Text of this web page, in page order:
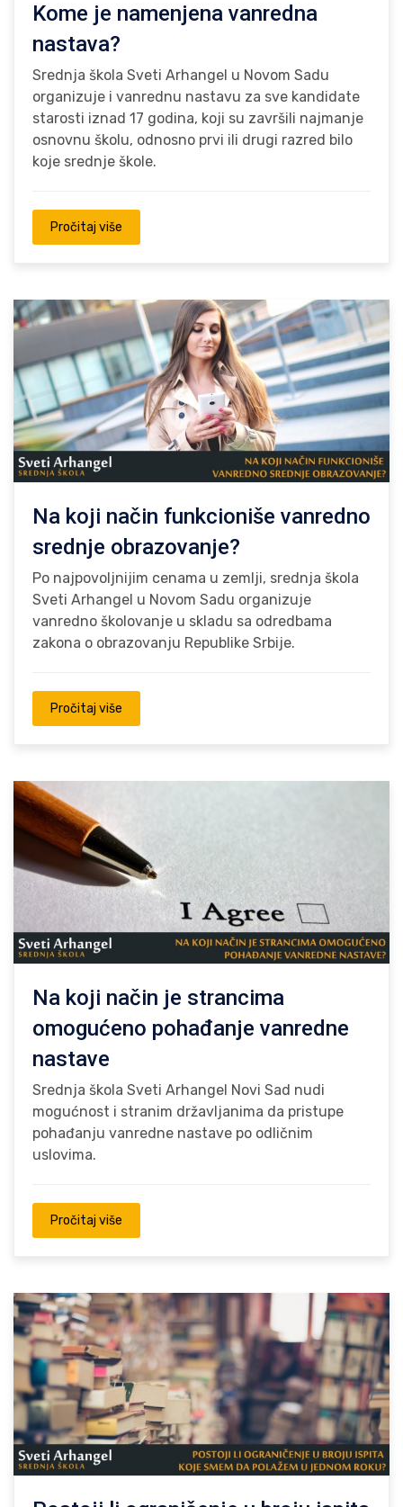
Kome je namenjena vanredna
nastava?
Srednja škola Sveti Arhangel u Novom Sadu
organizuje i vanrednu nastavu za sve kandidate
starosti iznad 17 godina, koji su završili najmanje
osnovnu školu, odnosno prvi ili drugi razred bilo
koje srednje škole.
Pročitaj više
Na koji način funkcioniše vanredno
srednje obrazovanje?
Po najpovoljnijim cenama u zemlji, srednja škola
Sveti Arhangel u Novom Sadu organizuje
vanredno školovanje u skladu sa odredbama
zakona o obrazovanju Republike Srbije.
Pročitaj više
Na koji način je strancima
omogućeno pohađanje vanredne
nastave
Srednja škola Sveti Arhangel Novi Sad nudi
mogućnost i stranim državljanima da pristupe
pohađanju vanredne nastave po odličnim
uslovima.
Pročitaj više